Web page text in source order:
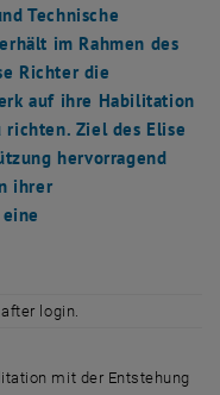
Technische
im Rahmen des
Richter die
auf ihre Habilitation
Ziel des Elise
hervorragend
ihrer
login.
mit der Entstehung